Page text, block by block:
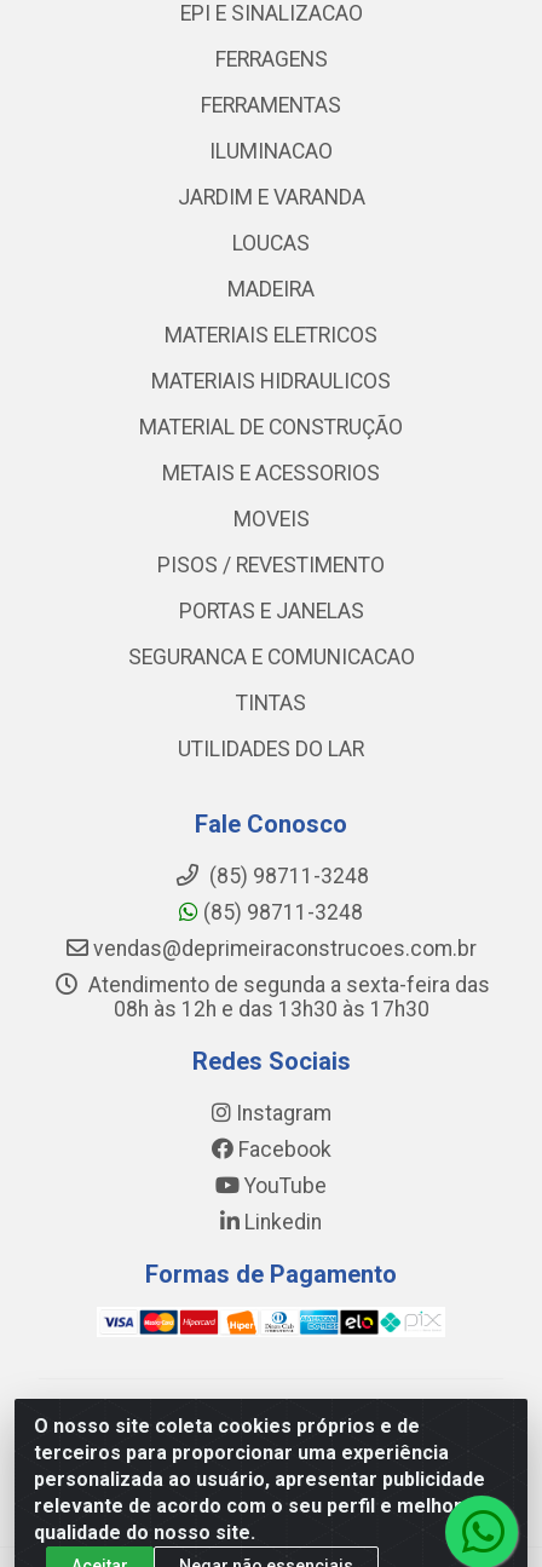
O nosso site coleta cookies próprios e de
terceiros para proporcionar uma experiência
personalizada ao usuário, apresentar publicidade
relevante de acordo com o seu perfil e melhorar a
qualidade do nosso site.
EPI E SINALIZACAO
FERRAGENS
FERRAMENTAS
ILUMINACAO
JARDIM E VARANDA
LOUCAS
MADEIRA
MATERIAIS ELETRICOS
MATERIAIS HIDRAULICOS
MATERIAL DE CONSTRUÇÃO
METAIS E ACESSORIOS
MOVEIS
PISOS / REVESTIMENTO
PORTAS E JANELAS
SEGURANCA E COMUNICACAO
TINTAS
UTILIDADES DO LAR
Fale Conosco
(85) 98711-3248
(85) 98711-3248
vendas@deprimeiraconstrucoes.com.br
Atendimento de segunda a sexta-feira das
08h às 12h e das 13h30 às 17h30
Redes Sociais
Instagram
Facebook
YouTube
Linkedin
Formas de Pagamento
WING DISTRIBUIDORA COMÉRCIO E LOGÍSTICA DE
MATERIAL DE CONSTRUÇÕES LTDA - AV. DA
INTEGRAÇÃO, 790 - PATRÍCIA GOMES, CAUCAIA/CE -
CEP 61.604-505 - CNPJ 17.523.384/0001-20